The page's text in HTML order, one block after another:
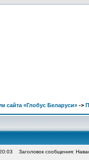
«Глобус Беларуси» ->
Заголовок сообщения: